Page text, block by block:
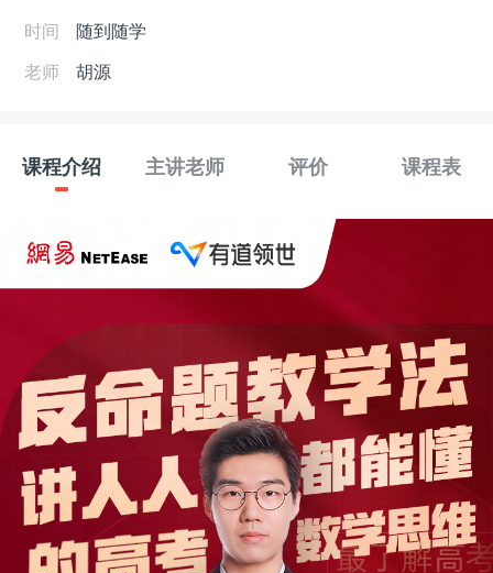
时间
随到随学
老师
胡源
课程介绍 主讲老师 评价 课程表